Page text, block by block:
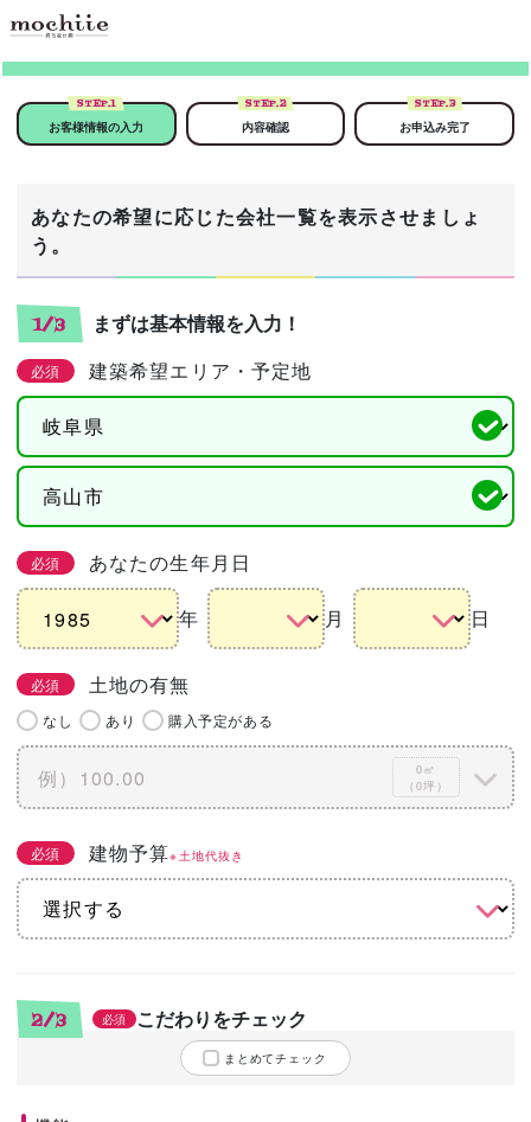
STEP.1
お客様情報の入力
STEP.2
内容確認
STEP.3
お申込み完了
あなたの希望に応じた会社一覧を表示させましょ
う。
1/3 まずは基本情報を入力！
必須 建築希望エリア・予定地
必須 あなたの生年月日
年 月 日
必須 土地の有無
なし あり 購入予定がある
0㎡
（0坪）
必須 建物予算※土地代抜き
2/3 必須 こだわりをチェック
まとめてチェック